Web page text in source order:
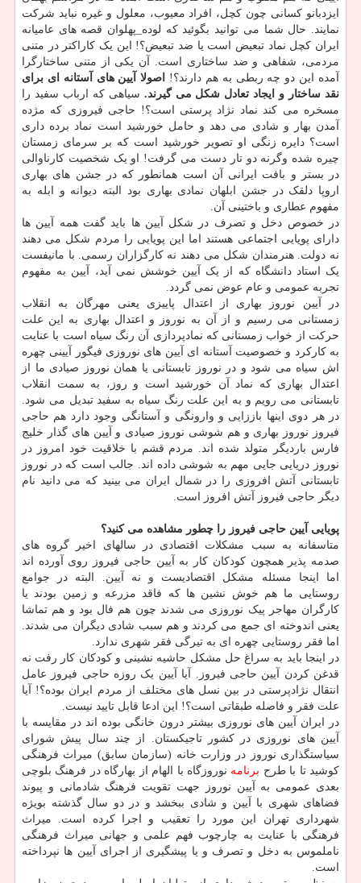
ایزدبانو کسانی چون کچل، افراد معیوب، معلول و غیره نباید شرکت
نمایند. حال شما می توانید بگوئید که لوده_پهلوان قصه های عامیانه
ایران کچل نماد تبعیض است یا ضد تبعیض؟! این یک کاراکتر در متنی
مردمی، شفاهی و ضد ساختاری است. آن یکی از متنی ساختارگرا
آمده این دو چه ربطی به هم دارند؟!
اصولا آیین های آستانه ای برای
نقد ساختار و ایجاد تعادل شکل می گیرند. سیاهی که ارباب سفید را
مسخره می کند نماد نژاد پرستی است؟! حاجی فیروزی که مژده
آمدن بهار و شادی می دهد و حامل خورشید است نماد برده داری
است؟ دایره زنگی او تصویر خورشید است که بر سرمای زمستان
چیره شده وگرنه دو تار دست می گرفت! او یک شخصیت کارناوالی
در بستر و بافت ایرانی آن است همانطور که در جشن های بهاری
اروپا دلقک در جشن ابلهان نمادی بهاری بود البته دیوانه و ابله به
مفهوم عطاری و باختینی آن.
در خصوص دخل و تصرف در شکل آیین ها باید گفت همه آیین ها
دارای پویایی اجتماعی هستند اما این پویایی را مردم شکل می دهند
نه دولت. هنرمندان شکل می دهند نه کارگزاران رسمی. با مانیفست
یک استاد دانشگاه که از یک آیین خوشش نمی آید، آیین به مفهوم
تجربه عمومی و عام عوض نمی گردد.
در آیین نوروز بهاری از اعتدال پاییزی یعنی مهرگان به انقلاب
زمستانی می رسیم و از آن به نوروز و اعتدال بهاری به این علت
حرکت از خواب زمستانی که نمادپردازی آن رنگ سیاه است با عنایت
به کارکرد و خصوصیت آستانه ای آیین های نوروزی فیگور آیینی چهره
اش سیاه می شود و در نوروز تابستانی یا همان نوروز صیادی ما از
اعتدال بهاری که نماد آن خورشید است و روز، به سمت انقلاب
تابستانی می رویم و به این علت رنگ سیاه به سفید تبدیل می شود.
در هر دوی اینها باززایی و وارونگی و آستانگی وجود دارد هم حاجی
فیروز نوروز بهاری و هم شوشی نوروز صیادی و آیین های گذار خلیج
فارس باردیگر متولد شده اند. مردم قشم با خلاقیت خود امروز در
نوروز دریایی جایی مهم به شوشی داده اند. جالب است که در نوروز
تابستانی آتش افروزی را در شمال ایران می بینید که می دانید نام
دیگر حاجی فیروز آتش افروز است.
پویایی آیین حاجی فیروز را چطور مشاهده می کنید؟
متاسفانه به سبب مشکلات اقتصادی در سالهای اخیر گروه های
صدمه پذیر همچون کودکان کار به آیین حاجی فیروز روی آورده اند
اما اینجا مسئله مشکل اقتصادیست و نه آیین. البته در جوامع
روستایی ما هم خوش نشین ها که فاقد مزرعه و زمین بودند یا
کارگران مهاجر پیک نوروزی می شدند چون هم فال بود و هم تماشا
یعنی اندوخته ای جمع می کردند و هم سبب شادی دیگران می شدند.
اما فقر روستایی چهره ای به تیرگی فقر شهری ندارد.
در اینجا باید به سراغ حل مشکل حاشیه نشینی و کودکان کار رفت نه
قدغن کردن آیین حاجی فیروز. آیا آیین یک روزه حاجی فیروز عامل
انتقال نژادپرستی در بین نسل های مختلف از مردم ایران بوده؟! آیا
علت فقر و فاصله طبقاتی است؟! این ادعا قابل تایید نیست.
در ایران آیین های نوروزی بیشتر درون خانگی بوده اند در مقایسه با
آیین های نوروزی در کشور تاجیکستان. از چند سال پیش شورای
سیاستگذاری نوروز در وزارت خانه (سازمان سابق) میراث فرهنگی
کوشید تا با طرح برنامه نوروزگاه با الهام از بهارگاه در فرهنگ بلوچی
بعدی عمومی به آیین نوروز جهت تقویت فرهنگ شادمانی و پیوند
فضاهای شهری با آیین و شادی ببخشد و در دو سال گذشته بویژه
شهرداری تهران این مورد را تعقیب و اجرا کرده است. میراث
فرهنگی با عنایت به چارچوب فهم علمی و جهانی میراث فرهنگی
ناملموس به دخل و تصرف و یا پیشگیری از اجرای آیین ها نپرداخته
است.